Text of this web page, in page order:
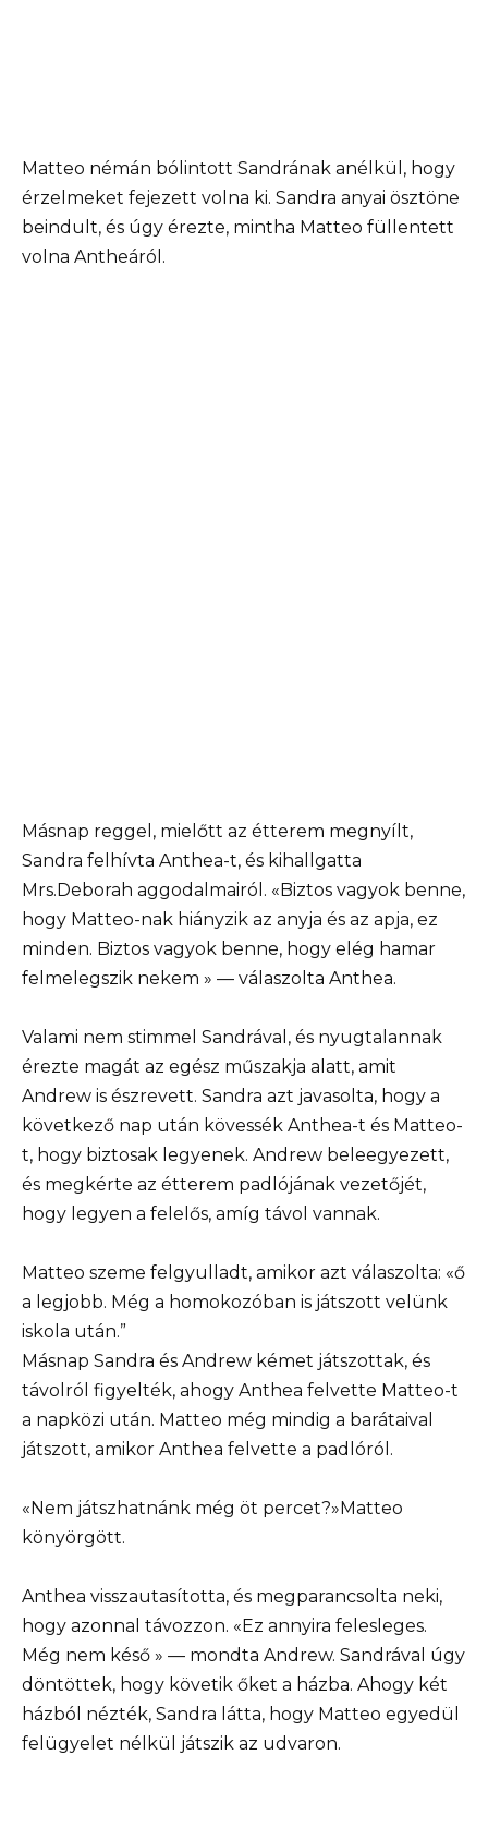
Matteo némán bólintott Sandrának anélkül, hogy
érzelmeket fejezett volna ki. Sandra anyai ösztöne
beindult, és úgy érezte, mintha Matteo füllentett
volna Antheáról.
Másnap reggel, mielőtt az étterem megnyílt,
Sandra felhívta Anthea-t, és kihallgatta
Mrs.Deborah aggodalmairól. «Biztos vagyok benne,
hogy Matteo-nak hiányzik az anyja és az apja, ez
minden. Biztos vagyok benne, hogy elég hamar
felmelegszik nekem » — válaszolta Anthea.
Valami nem stimmel Sandrával, és nyugtalannak
érezte magát az egész műszakja alatt, amit
Andrew is észrevett. Sandra azt javasolta, hogy a
következő nap után kövessék Anthea-t és Matteo-
t, hogy biztosak legyenek. Andrew beleegyezett,
és megkérte az étterem padlójának vezetőjét,
hogy legyen a felelős, amíg távol vannak.
Matteo szeme felgyulladt, amikor azt válaszolta: «ő
a legjobb. Még a homokozóban is játszott velünk
iskola után.”
Másnap Sandra és Andrew kémet játszottak, és
távolról figyelték, ahogy Anthea felvette Matteo-t
a napközi után. Matteo még mindig a barátaival
játszott, amikor Anthea felvette a padlóról.
«Nem játszhatnánk még öt percet?»Matteo
könyörgött.
Anthea visszautasította, és megparancsolta neki,
hogy azonnal távozzon. «Ez annyira felesleges.
Még nem késő » — mondta Andrew. Sandrával úgy
döntöttek, hogy követik őket a házba. Ahogy két
házból nézték, Sandra látta, hogy Matteo egyedül
felügyelet nélkül játszik az udvaron.